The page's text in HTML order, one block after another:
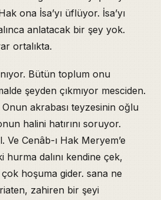
ona İsa’yı üflüyor. İsa’yı
anlatacak bir şey yok.
ortalıkta.
Bütün toplum onu
şeyden çıkmıyor mesciden.
akrabası teyzesinin oğlu
halini hatırını soruyor.
Ve Cenâb-ı Hak Meryem’e
dalını kendine çek,
hoşuma gider. sana ne
zahiren bir şeyi